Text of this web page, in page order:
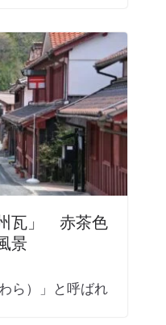
瓦」 赤茶色
景
ら）」と呼ばれ